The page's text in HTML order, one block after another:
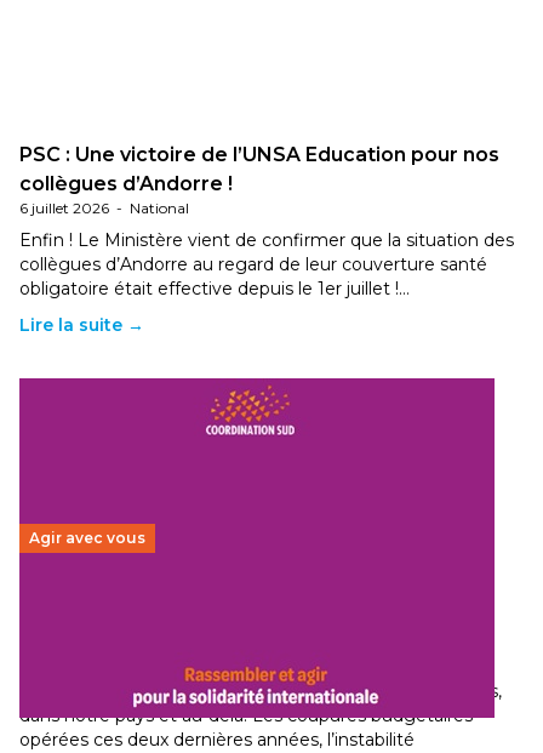
PSC : Une victoire de l’UNSA Education pour nos
collègues d’Andorre !
6 juillet 2026 - National
Enfin ! Le Ministère vient de confirmer que la situation des
collègues d’Andorre au regard de leur couverture santé
obligatoire était effective depuis le 1er juillet !…
Lire la suite →
Agir avec vous
Le secteur humanitaire connaît des difficultés profondes,
dans notre pays et au-delà. Les coupures budgétaires
opérées ces deux dernières années, l’instabilité